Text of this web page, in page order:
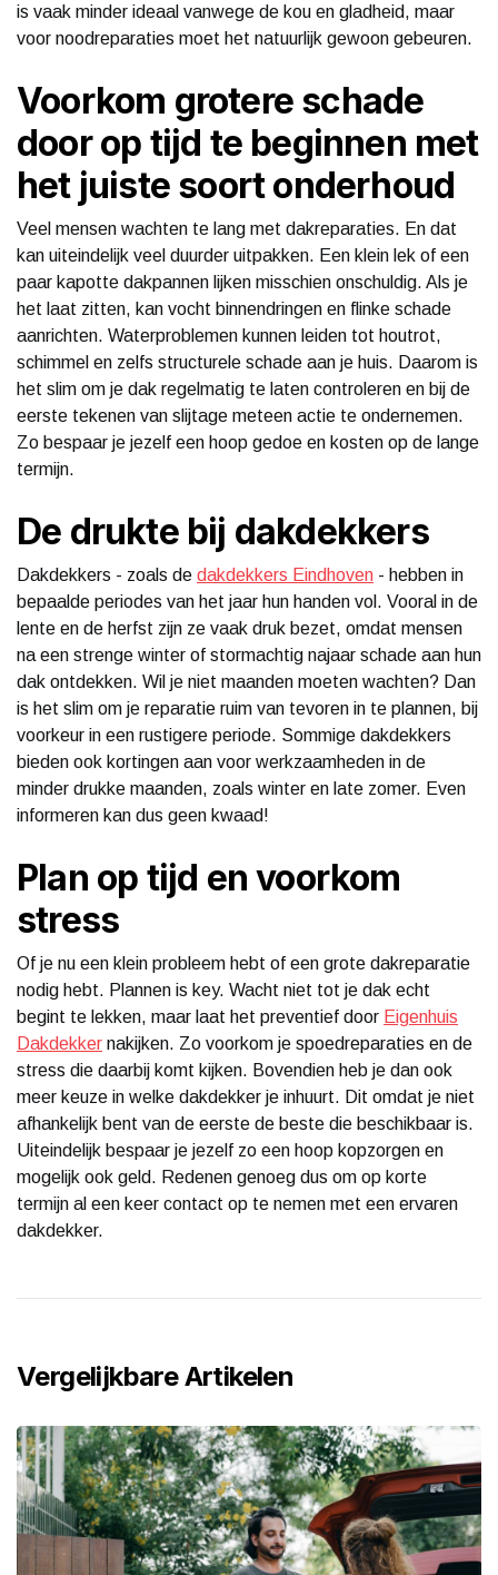
is vaak minder ideaal vanwege de kou en gladheid, maar
voor noodreparaties moet het natuurlijk gewoon gebeuren.
Voorkom grotere schade
door op tijd te beginnen met
het juiste soort onderhoud
Veel mensen wachten te lang met dakreparaties. En dat
kan uiteindelijk veel duurder uitpakken. Een klein lek of een
paar kapotte dakpannen lijken misschien onschuldig. Als je
het laat zitten, kan vocht binnendringen en flinke schade
aanrichten. Waterproblemen kunnen leiden tot houtrot,
schimmel en zelfs structurele schade aan je huis. Daarom is
het slim om je dak regelmatig te laten controleren en bij de
eerste tekenen van slijtage meteen actie te ondernemen.
Zo bespaar je jezelf een hoop gedoe en kosten op de lange
termijn.
De drukte bij dakdekkers
Dakdekkers - zoals de dakdekkers Eindhoven - hebben in
bepaalde periodes van het jaar hun handen vol. Vooral in de
lente en de herfst zijn ze vaak druk bezet, omdat mensen
na een strenge winter of stormachtig najaar schade aan hun
dak ontdekken. Wil je niet maanden moeten wachten? Dan
is het slim om je reparatie ruim van tevoren in te plannen, bij
voorkeur in een rustigere periode. Sommige dakdekkers
bieden ook kortingen aan voor werkzaamheden in de
minder drukke maanden, zoals winter en late zomer. Even
informeren kan dus geen kwaad!
Plan op tijd en voorkom
stress
Of je nu een klein probleem hebt of een grote dakreparatie
nodig hebt. Plannen is key. Wacht niet tot je dak echt
begint te lekken, maar laat het preventief door Eigenhuis
Dakdekker nakijken. Zo voorkom je spoedreparaties en de
stress die daarbij komt kijken. Bovendien heb je dan ook
meer keuze in welke dakdekker je inhuurt. Dit omdat je niet
afhankelijk bent van de eerste de beste die beschikbaar is.
Uiteindelijk bespaar je jezelf zo een hoop kopzorgen en
mogelijk ook geld. Redenen genoeg dus om op korte
termijn al een keer contact op te nemen met een ervaren
dakdekker.
Vergelijkbare Artikelen